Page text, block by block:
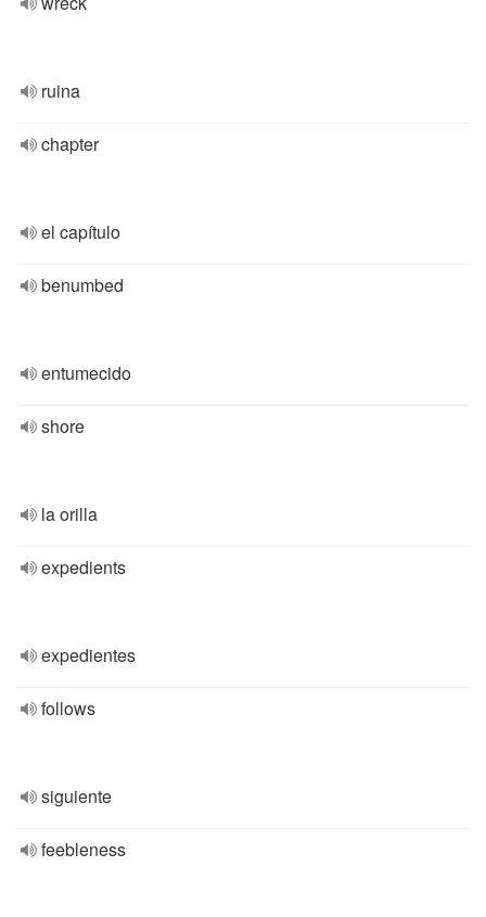
ruina
chapter
el capítulo
benumbed
entumecido
shore
la orilla
expedients
expedientes
follows
siguiente
feebleness